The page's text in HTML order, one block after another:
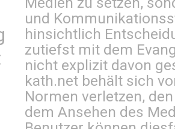
und
hinsichtlich
zutiefst mit dem
nicht explizit davon
kath.net behält sich
Normen verletzen,
dem Ansehen des